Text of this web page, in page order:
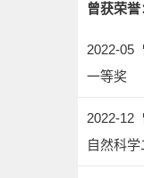
曾获荣誉
2022-05
一等奖
2022-12
自然科学